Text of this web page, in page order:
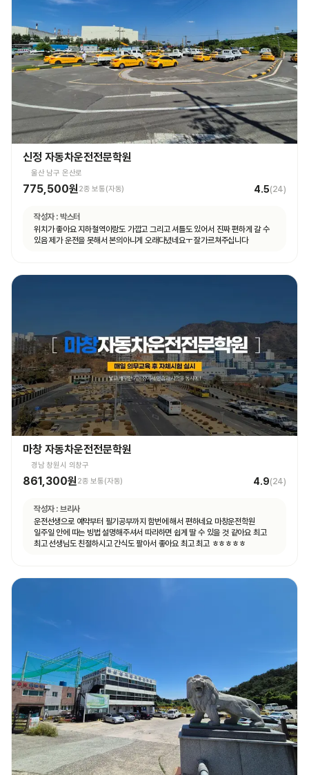
신정 자동차운전전문학원
울산 남구 온산로
775,500원2종 보통(자동) 4.5(24)
작성자 : 박스터
위치가 좋아요 지하철역이랑도 가깝고 그리고 셔틀도 있어서 진짜 편하게 갈 수
있음 제가 운전을 못해서 본의아니게 오래다녔네요ㅜ 잘가르쳐주십니다
마창 자동차운전전문학원
경남 창원시 의창구
861,300원2종 보통(자동) 4.9(24)
작성자 : 브리사
운전선생으로 예약부터 필기공부까지 함번에 해서 편하네요 마창운전학원
일주일 안에 따는 빙법 설명해주셔서 따라하면 쉽게 딸 수 있을 것 같아요 최고
최고 선생님도 친절하시고 간식도 팔아서 좋아요 최고 최고 ㅎㅎㅎㅎㅎ